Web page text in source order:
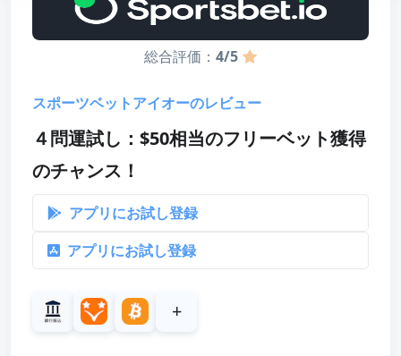
お試し登録する
レビューを読む
最高額 ¥5,000～200,000
有効期限
スコア
ボーナス
カスタマーサポート
決済方法
総合評価： 4/5
スポーツベットアイオーのレビュー
４問運試し：$50相当のフリーベット獲得
のチャンス！
アプリにお試し登録
アプリにお試し登録
+